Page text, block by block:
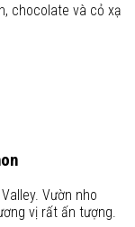
chocolate và cỏ xạ
Vườn nho
vị rất ấn tượng.